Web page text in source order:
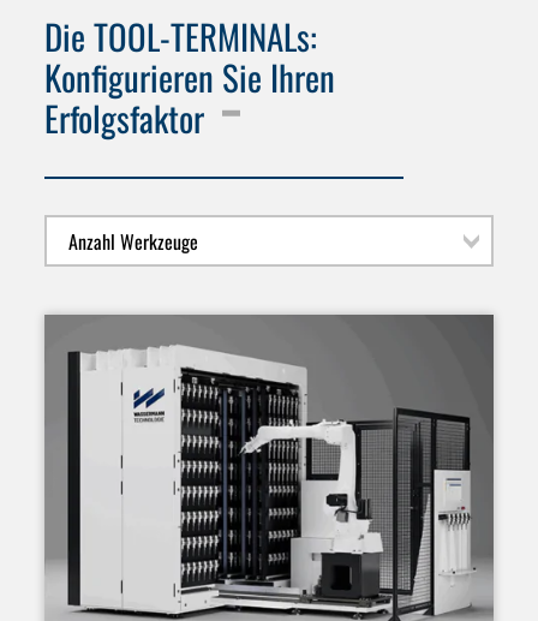
Die TOOL-TERMINALs:
Konfigurieren Sie Ihren
Erfolgsfaktor